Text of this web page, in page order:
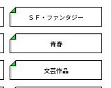
ＳＦ・ファンタジー
青春
文芸作品